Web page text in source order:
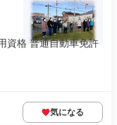
資格 普通自動車免許
気になる